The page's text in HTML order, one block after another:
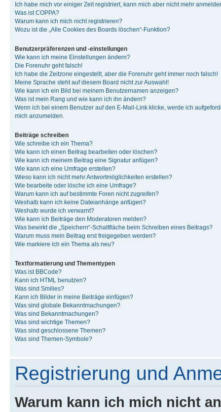
Ich habe mich vor einiger Zeit registriert, kann mich aber nicht mehr
Was ist COPPA?
Warum kann ich mich nicht registrieren?
Wozu ist die „Alle Cookies des Boards löschen“-Funktion?
Benutzerpräferenzen und -einstellungen
Wie kann ich meine Einstellungen ändern?
Die Forenuhr geht falsch!
Ich habe die Zeitzone eingestellt, aber die Forenuhr geht immer noch falsch!
Meine Sprache steht auf diesem Board nicht zur Auswahl!
Wie kann ich ein Bild bei meinem Benutzernamen anzeigen?
Was ist mein Rang und wie kann ich ihn ändern?
Wenn ich bei einem Benutzer auf den E-Mail-Link klicke, werde ich
mich anzumelden.
Beiträge schreiben
Wie schreibe ich ein Thema?
Wie kann ich einen Beitrag bearbeiten oder löschen?
Wie kann ich meinem Beitrag eine Signatur anfügen?
Wie kann ich eine Umfrage erstellen?
Wieso kann ich nicht mehr Antwortmöglichkeiten erstellen?
Wie bearbeite oder lösche ich eine Umfrage?
Warum kann ich auf bestimmte Foren nicht zugreifen?
Weshalb kann ich keine Dateianhänge anfügen?
Weshalb wurde ich verwarnt?
Wie kann ich Beiträge den Moderatoren melden?
Was bewirkt die „Speichern“-Schaltfläche beim Schreiben eines Beitrags?
Warum muss mein Beitrag erst freigegeben werden?
Wie markiere ich ein Thema als neu?
Textformatierung und Thementypen
Was ist BBCode?
Kann ich HTML benutzen?
Was sind Smilies?
Kann ich Bilder in meine Beiträge einfügen?
Was sind globale Bekanntmachungen?
Was sind Bekanntmachungen?
Was sind wichtige Themen?
Was sind geschlossene Themen?
Was sind Themen-Symbole?
Registrierung und
Warum kann ich mich nicht